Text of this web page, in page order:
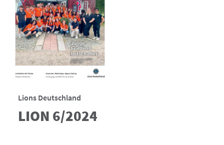
Lions Deutschland
LION 6/2024